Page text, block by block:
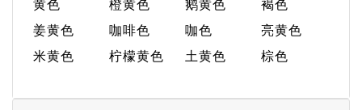
黄色 橙黄色 鹅黄色
褐色
姜黄色
咖啡色 咖色
亮黄色
米黄色
柠檬黄色 土黄色 棕色